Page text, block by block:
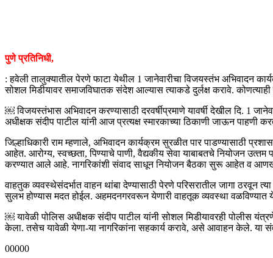
पुणे प्रतिनिधी,
: हवेली तालुक्यातील पेरणे फाटा येथील 1 जानेवारीचा विजयस्‍तंभ अभिवादन
सोशल मिडीयावर समाजविघातक संदेश आल्यास त्याकडे दुर्लक्ष करावे.
￼ विजयस्तंभास अभिवादन करण्यासाठी दरवर्षीप्रमाणे यावर्षी देखील दि. 1
अधीक्षक संदीप पाटील यांनी आज प्रत्यक्ष स्मारकाच्या ठिकाणी जाऊन पाहणी
जिल्हाधिकारी राम म्हणाले, अभिवादन कार्यक्रम सुरळीत पार पाडण्‍यासाठी
आहेत. आरोग्‍य, स्‍वच्‍छता, पिण्‍याचे पाणी, वैद्यकीय सेवा याबाबतचे नियोजन उत्‍तम
करण्यात आले आहे. नागरिकांशी संवाद साधून नियोजन बैठका सुरू आहेत व
वाहतुक व्यवस्थेसंदर्भात वाहन थांबा देण्यासाठी पेरणे परिसरातील जागा
सुलभ होण्यास मदत होईल. अहमदनगरवरून येणारी वाहतूक व्यवस्था वळविण्यात
￼ यावेळी पोलिस अधीक्षक संदीप पाटील यांनी सोशल मिडीयावरही पोलीस
केला. तसेच यावेळी येणा-या नागरिकांना सहकार्य करावे, असे आवाहन केले. या
00000